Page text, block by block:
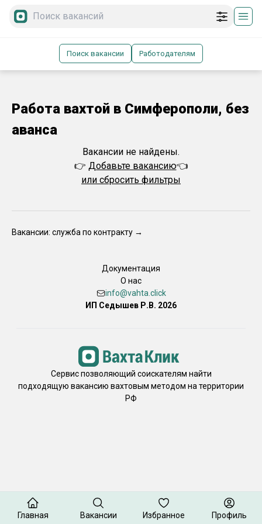
Поиск вакансии Работодателям
Работа вахтой в Симферополи, без
аванса
Вакансии не найдены.
👉 Добавьте вакансию👈
или сбросить фильтры
Вакансии: служба по контракту →
Документация
О нас
info@vahta.click
ИП Седышев Р.В. 2026
Сервис позволяющий соискателям найти
подходящую вакансию вахтовым методом на территории
РФ
Главная Вакансии Избранное Профиль